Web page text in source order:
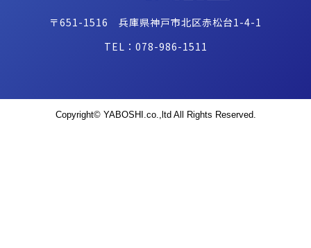
〒651-1516 兵庫県神戸市北区赤松台1-4-1
TEL：078-986-1511
Copyright© YABOSHI.co.,ltd All Rights Reserved.